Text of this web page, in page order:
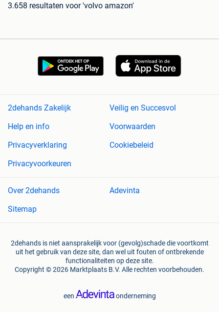
3.658 resultaten voor 'volvo amazon'
2dehands Zakelijk
Veilig en Succesvol
Help en info
Voorwaarden
Privacyverklaring
Cookiebeleid
Privacyvoorkeuren
Over 2dehands
Adevinta
Sitemap
2dehands is niet aansprakelijk voor (gevolg)schade die voortkomt
uit het gebruik van deze site, dan wel uit fouten of ontbrekende
functionaliteiten op deze site.
Copyright © 2026 Marktplaats B.V. Alle rechten voorbehouden.
een onderneming